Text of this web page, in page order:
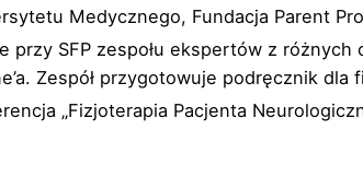
Medycznego, Fundacja Parent
przy SFP zespołu ekspertów z
Zespół przygotowuje podręcznik dla
„Fizjoterapia Pacjenta